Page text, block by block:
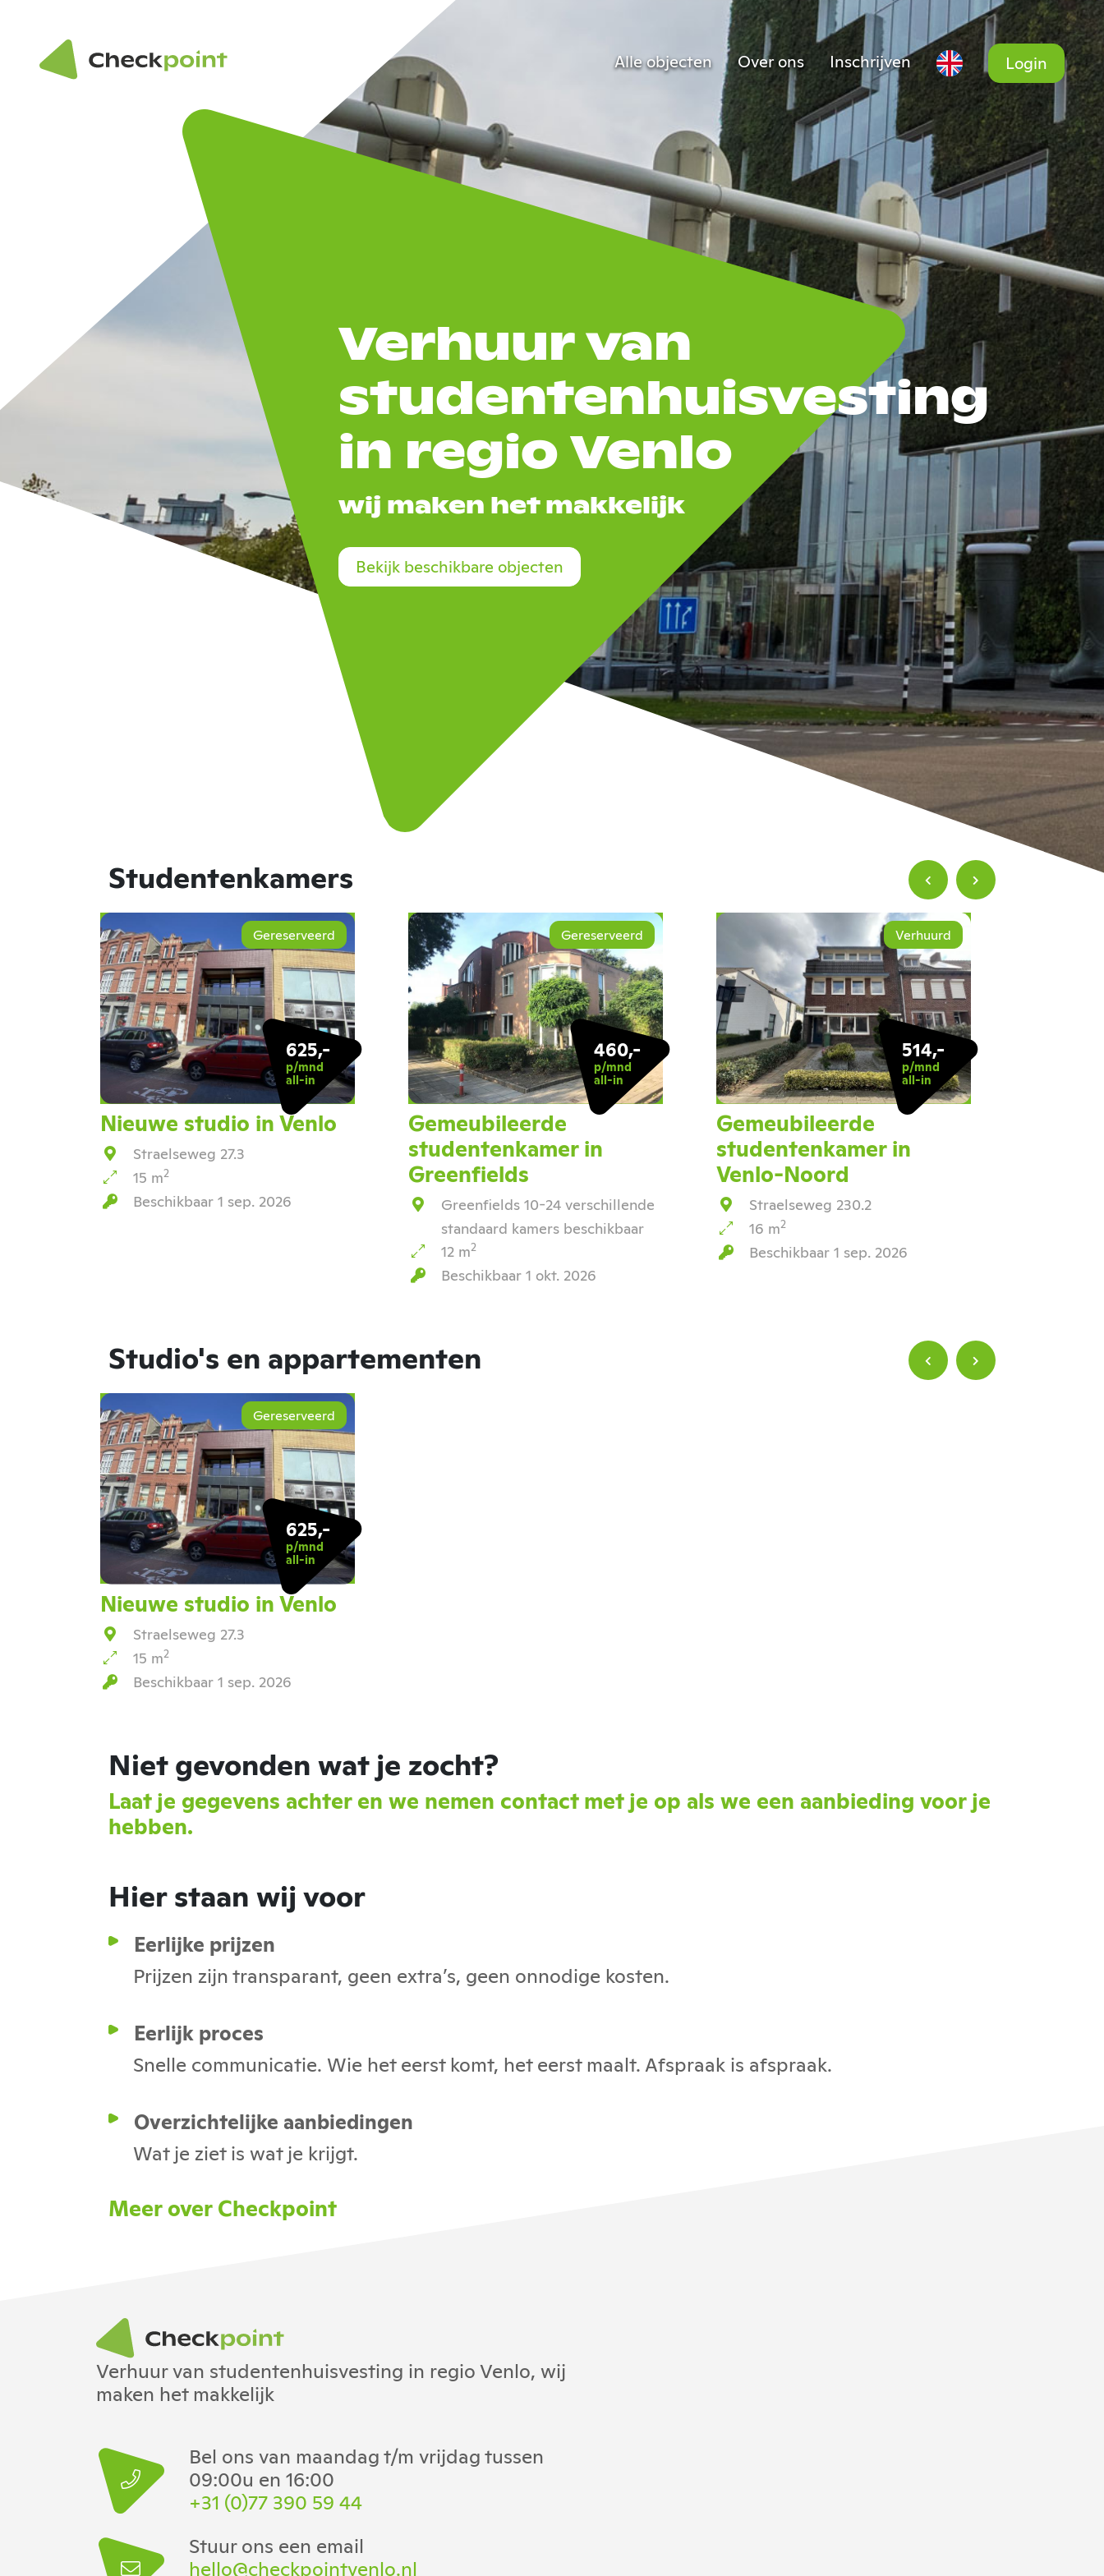
Verhuur van
studentenhuisvesting
in regio Venlo
wij maken het makkelijk
Bekijk beschikbare objecten
Alle objecten Over ons Inschrijven Login
Studentenkamers
Gereserveerd
625,-
p/mnd
all-in
Nieuwe studio in Venlo
Straelseweg 27.3
15 m2
Beschikbaar 1 sep. 2026
Gereserveerd
460,-
p/mnd
all-in
Gemeubileerde
studentenkamer in
Greenfields
Greenfields 10-24 verschillende
standaard kamers beschikbaar
12 m2
Beschikbaar 1 okt. 2026
Verhuurd
514,-
p/mnd
all-in
Gemeubileerde
studentenkamer in
Venlo-Noord
Straelseweg 230.2
16 m2
Beschikbaar 1 sep. 2026
Studio's en appartementen
Gereserveerd
625,-
p/mnd
all-in
Nieuwe studio in Venlo
Straelseweg 27.3
15 m2
Beschikbaar 1 sep. 2026
Niet gevonden wat je zocht?
Laat je gegevens achter en we nemen contact met je op als we een aanbieding voor je
hebben.
Hier staan wij voor
Eerlijke prijzen
Prijzen zijn transparant, geen extra’s, geen onnodige kosten.
Eerlijk proces
Snelle communicatie. Wie het eerst komt, het eerst maalt. Afspraak is afspraak.
Overzichtelijke aanbiedingen
Wat je ziet is wat je krijgt.
Meer over Checkpoint
Verhuur van studentenhuisvesting in regio Venlo, wij
maken het makkelijk
Bel ons van maandag t/m vrijdag tussen
09:00u en 16:00
+31 (0)77 390 59 44
Stuur ons een email
hello@checkpointvenlo.nl